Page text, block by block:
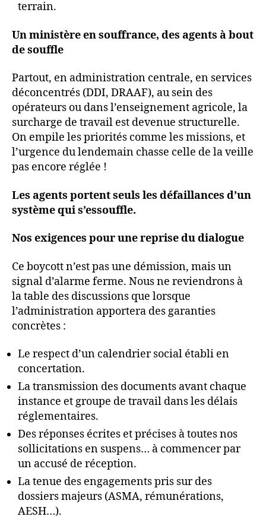
terrain.
Un ministère en souffrance, des agents à bout
de souffle
Partout, en administration centrale, en services
déconcentrés (DDI, DRAAF), au sein des
opérateurs ou dans l’enseignement agricole, la
surcharge de travail est devenue structurelle.
On empile les priorités comme les missions, et
l’urgence du lendemain chasse celle de la veille
pas encore réglée !
Les agents portent seuls les défaillances d’un
système qui s’essouffle.
Nos exigences pour une reprise du dialogue
Ce boycott n’est pas une démission, mais un
signal d’alarme ferme. Nous ne reviendrons à
la table des discussions que lorsque
l’administration apportera des garanties
concrètes :
Le respect d’un calendrier social établi en
concertation.
La transmission des documents avant chaque
instance et groupe de travail dans les délais
réglementaires.
Des réponses écrites et précises à toutes nos
sollicitations en suspens… à commencer par
un accusé de réception.
La tenue des engagements pris sur des
dossiers majeurs (ASMA, rémunérations,
AESH…).